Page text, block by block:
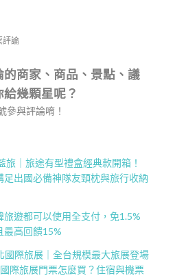
評論
的商家、商品、景點、議
幾顆星呢？
參與評論唷！
旅｜旅途有型禮盒經典款開箱！
足出國必備神隊友頸枕與旅行收納
旅遊都可以使用全支付，免1.5%
最高回饋15%
國際旅展｜全台規模最大旅展登場
際旅展門票怎麼買？住宿與機票